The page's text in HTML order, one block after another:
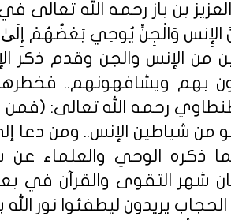
بن باز رحمه الله
الإِنسِ وَالْجِنِّ يُوحِي بَعْضُهُمْ
من الإنس والجن وقدم
بهم ويشافهونهم..
رحمه الله تعالى: (فمن
من شياطين الإنس.. ومن
ذكره الوحي والعلماء عن
شهر التقوى والقرآن في بعض
يريدون ليطفئوا نور